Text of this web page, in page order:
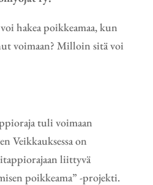
hakea poikkeamaa, kun
voimaan? Milloin sitä voi
tuli voimaan
Veikkauksessa on
liittyvä
poikkeama” -projekti.